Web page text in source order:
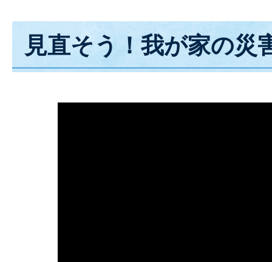
見直そう！我が家の災